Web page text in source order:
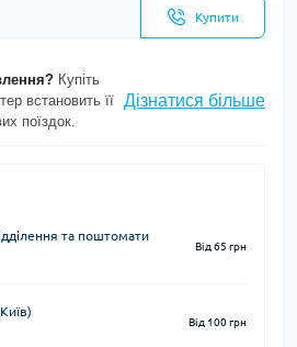
Купити
Купіть
встановить її
поїздок.
Дізнатися більше
та поштомати
Від 65 грн
Від 100 грн